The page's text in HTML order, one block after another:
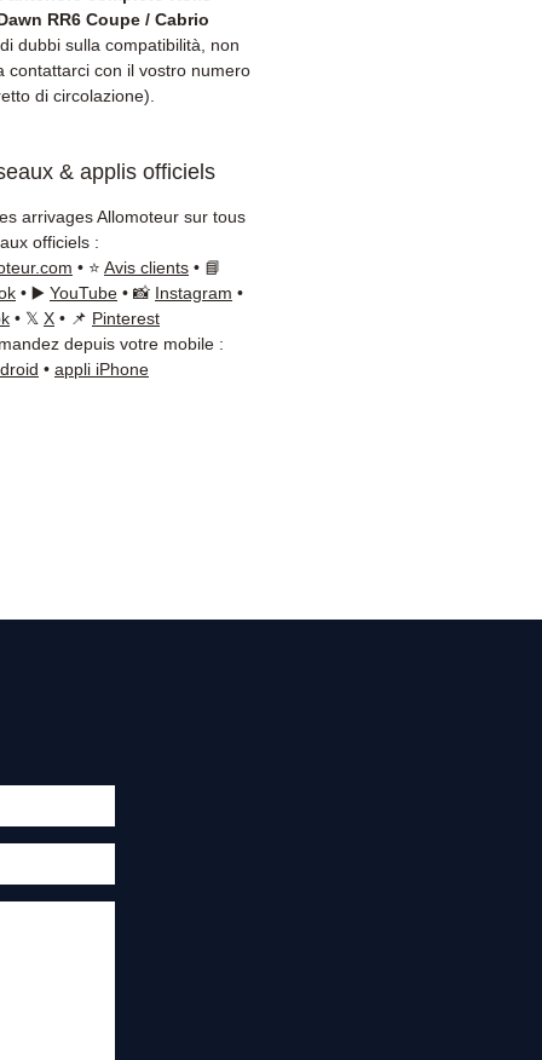
(Fedex /
/ DB Schenker)
clienti reattivo via
al+33 6 38 71 66 54
disponibile) — Lunedì a
9h-18h.
RR6 Coupe / Cabrio
dubbi sulla compatibilità, non
contattarci con il vostro numero
di circolazione).
& applis officiels
arrivages Allomoteur sur tous
officiels :
• ⭐ Avis clients • 📘
• ▶️ YouTube • 📸 Instagram •
• 𝕏 X • 📌 Pinterest
depuis votre mobile :
• appli iPhone